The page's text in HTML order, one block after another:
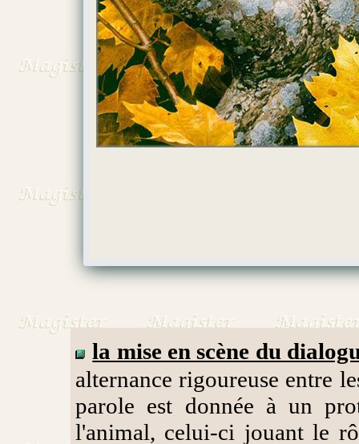
la mise en scène du
alternance rigoureuse entre
parole est donnée à un
l'animal, celui-ci jouant le